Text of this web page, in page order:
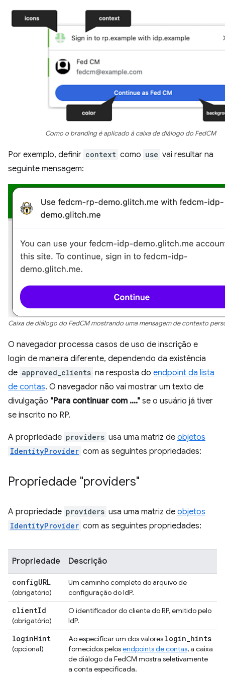
Como o branding é aplicado à caixa de diálogo do FedCM
Por exemplo, definir context como use vai resultar na
seguinte mensagem:
Caixa de diálogo do FedCM mostrando uma mensagem de contexto
O navegador processa casos de uso de inscrição e
login de maneira diferente, dependendo da existência
de approved_clients na resposta do endpoint da lista
de contas. O navegador não vai mostrar um texto de
divulgação "Para continuar com ...." se o usuário já tiver
se inscrito no RP.
A propriedade providers usa uma matriz de objetos
IdentityProvider com as seguintes propriedades:
Propriedade "providers"
A propriedade providers usa uma matriz de objetos
IdentityProvider com as seguintes propriedades:
Propriedade Descrição
configURL
(obrigatório)
Um caminho completo do arquivo de
configuração do IdP.
clientId
(obrigatório)
O identificador do cliente do RP, emitido pelo
IdP.
loginHint
(opcional)
Ao especificar um dos valores login hints
fornecidos pelosendpoints de contas, a caixa
de diálogo da FedCM mostra seletivamente
a conta especificada.